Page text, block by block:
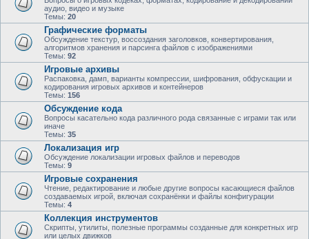
аудио, видео и музыке
Темы: 20
Графические форматы
Обсуждение текстур, воссоздания заголовков, конвертирования,
алгоритмов хранения и парсинга файлов с изображениями
Темы: 92
Игровые архивы
Распаковка, дамп, варианты компрессии, шифрования, обфускации и
кодирования игровых архивов и контейнеров
Темы: 156
Обсуждение кода
Вопросы касательно кода различного рода связанные с играми так или
иначе
Темы: 35
Локализация игр
Обсуждение локализации игровых файлов и переводов
Темы: 9
Игровые сохранения
Чтение, редактирование и любые другие вопросы касающиеся файлов
создаваемых игрой, включая сохранёнки и файлы конфигурации
Темы: 4
Коллекция инструментов
Скрипты, утилиты, полезные программы созданные для конкретных игр
или целых движков